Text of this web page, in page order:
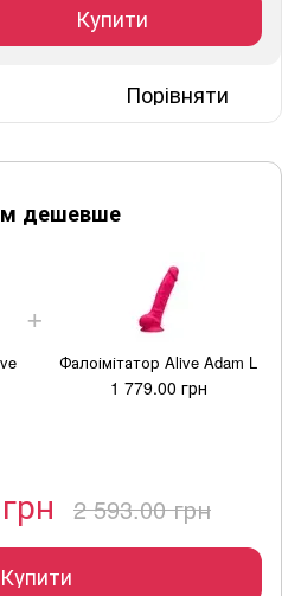
Купити
Порівняти
дешевше
Фалоімітатор Alive Adam L
1 779.00 грн
2 593.00 грн
Купити